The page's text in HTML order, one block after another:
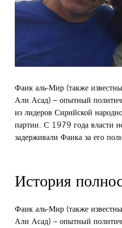
Фаик аль-Мир (также
Али Асад) – опытный
из лидеров Сирийской
партии. С 1979 года власти
задерживали Фаика за его
История
Фаик аль-Мир (также
Али Асад) – опытный